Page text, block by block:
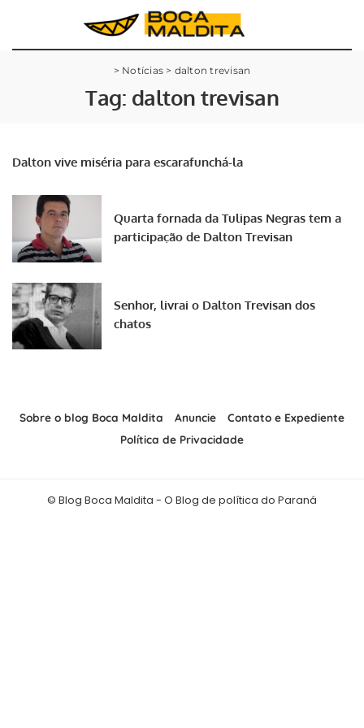
> Notícias > dalton trevisan
Tag: dalton trevisan
Dalton vive miséria para escarafunchá-la
Quarta fornada da Tulipas Negras tem a
participação de Dalton Trevisan
Senhor, livrai o Dalton Trevisan dos
chatos
Sobre o blog Boca Maldita Anuncie
Contato e Expediente
Política de Privacidade
© Blog Boca Maldita - O Blog de política do Paraná